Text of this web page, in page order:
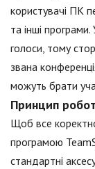
користувачі ПК
та інші
голоси, тому
звана
можуть брати
Принцип
Щоб все
програмою
стандартні